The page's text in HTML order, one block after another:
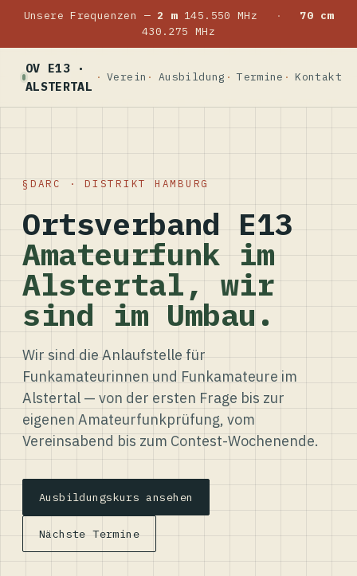
Unsere Frequenzen — 2 m145.550 MHz ·
70 cm
430.275 MHz
OV E13 ·
ALSTERTAL
Verein Ausbildung Termine Kontakt
DARC · DISTRIKT HAMBURG
Ortsverband E13
Amateurfunk im
Alstertal, wir
sind im Umbau.
Wir sind die Anlaufstelle für
Funkamateurinnen und Funkamateure im
Alstertal — von der ersten Frage bis zur
eigenen Amateurfunkprüfung, vom
Vereinsabend bis zum Contest-Wochenende.
Ausbildungskurs ansehen
Nächste Termine